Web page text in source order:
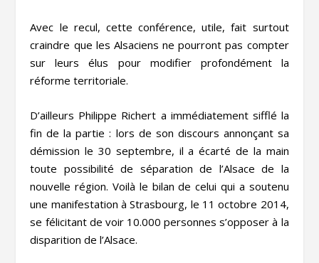
Avec le recul, cette conférence, utile, fait surtout
craindre que les Alsaciens ne pourront pas compter
sur leurs élus pour modifier profondément la
réforme territoriale.
D’ailleurs Philippe Richert a immédiatement sifflé la
fin de la partie : lors de son discours annonçant sa
démission le 30 septembre, il a écarté de la main
toute possibilité de séparation de l’Alsace de la
nouvelle région. Voilà le bilan de celui qui a soutenu
une manifestation à Strasbourg, le 11 octobre 2014,
se félicitant de voir 10.000 personnes s’opposer à la
disparition de l’Alsace.